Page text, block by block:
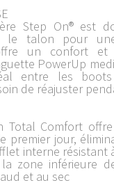
Step On® est
le talon pour
un confort et
PowerUp
entre les
de réajuster
Total Comfort
premier jour,
interne résistant
zone inférieure
et au sec